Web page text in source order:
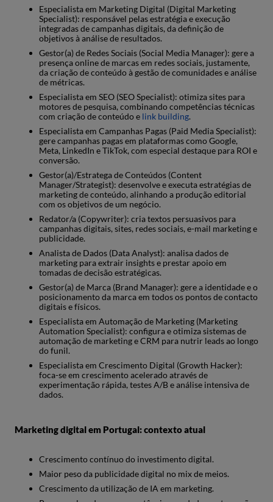
Especialista em Marketing Digital (Digital Marketing
Specialist): responsável pelas estratégia e execução
integradas de campanhas digitais, da definição de
objetivos à análise de resultados.
Gestor(a) de Redes Sociais (Social Media Manager): gere a
presença online de marcas em redes sociais, justamente,
da criação de conteúdo à gestão de comunidades e análise
de métricas.
Especialista em SEO (SEO Specialist): otimiza sites para
motores de pesquisa, combinando competências técnicas
com criação de conteúdo e link building.
Especialista em Campanhas Pagas (Paid Media Specialist):
gere campanhas pagas em plataformas como Google,
Meta, LinkedIn e TikTok, com especial destaque para ROI e
conversão.
Gestor(a)/Estratega de Conteúdos (Content
Manager/Strategist): desenvolve e executa estratégias de
marketing de conteúdo, alinhando a produção editorial
com os objetivos de um negócio.
Redator/a (Copywriter): cria textos persuasivos para
campanhas digitais, sites, redes sociais, e-mail marketing e
publicidade.
Analista de Dados (Data Analyst): analisa dados de
marketing para extrair insights e prestar apoio em
tomadas de decisão estratégicas.
Gestor(a) de Marca (Brand Manager): gere a identidade e o
posicionamento da marca em todos os pontos de contacto
digitais e físicos.
Especialista em Automação de Marketing (Marketing
Automation Specialist): configura e otimiza sistemas de
automação de marketing e CRM para nutrir leads ao longo
do funil.
Especialista em Crescimento Digital (Growth Hacker):
foca-se em crescimento acelerado através de
experimentação rápida, testes A/B e análise intensiva de
dados.
Marketing digital em Portugal: contexto atual
Crescimento contínuo do investimento digital.
Maior peso da publicidade digital no mix de meios.
Crescimento da utilização de IA em marketing.